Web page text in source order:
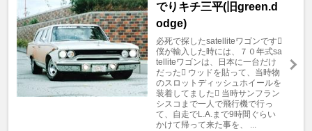
でりキチ三平(旧green.d
odge)
必死で探したsatelliteワゴンです
僕が輸入した時には、７０年式sa
telliteワゴンは、日本に一台だけ
だった ウッドを貼って、当時物
のスロットディッシュホイールを
装着してました 当時サンフラン
シスコまで一人で飛行機で行っ
て、自走でL.A.まで9時間ぐらい
かけて帰って来た事を、 ...